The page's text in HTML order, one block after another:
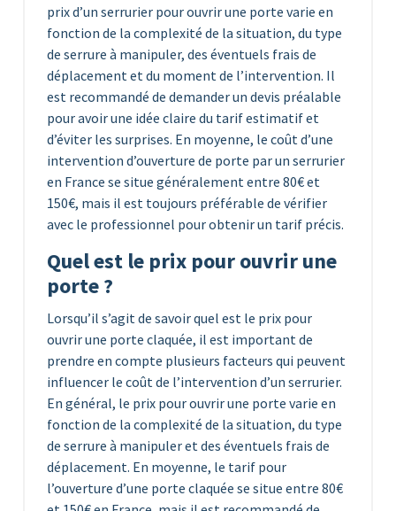
prix d’un serrurier pour ouvrir une porte varie en
fonction de la complexité de la situation, du type
de serrure à manipuler, des éventuels frais de
déplacement et du moment de l’intervention. Il
est recommandé de demander un devis préalable
pour avoir une idée claire du tarif estimatif et
d’éviter les surprises. En moyenne, le coût d’une
intervention d’ouverture de porte par un serrurier
en France se situe généralement entre 80€ et
150€, mais il est toujours préférable de vérifier
avec le professionnel pour obtenir un tarif précis.
Quel est le prix pour ouvrir une
porte ?
Lorsqu’il s’agit de savoir quel est le prix pour
ouvrir une porte claquée, il est important de
prendre en compte plusieurs facteurs qui peuvent
influencer le coût de l’intervention d’un serrurier.
En général, le prix pour ouvrir une porte varie en
fonction de la complexité de la situation, du type
de serrure à manipuler et des éventuels frais de
déplacement. En moyenne, le tarif pour
l’ouverture d’une porte claquée se situe entre 80€